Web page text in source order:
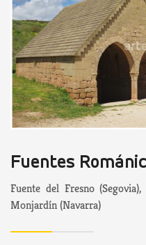
Fuentes
Fuente del Fresno
Monjardín (Navarra)